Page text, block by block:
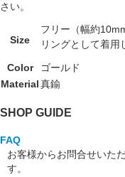
さい。
Size
フリー（幅約
リングとして着用
Color
ゴールド
Material真鍮
SHOP GUIDE
FAQ
お客様からお問合せいた
す。